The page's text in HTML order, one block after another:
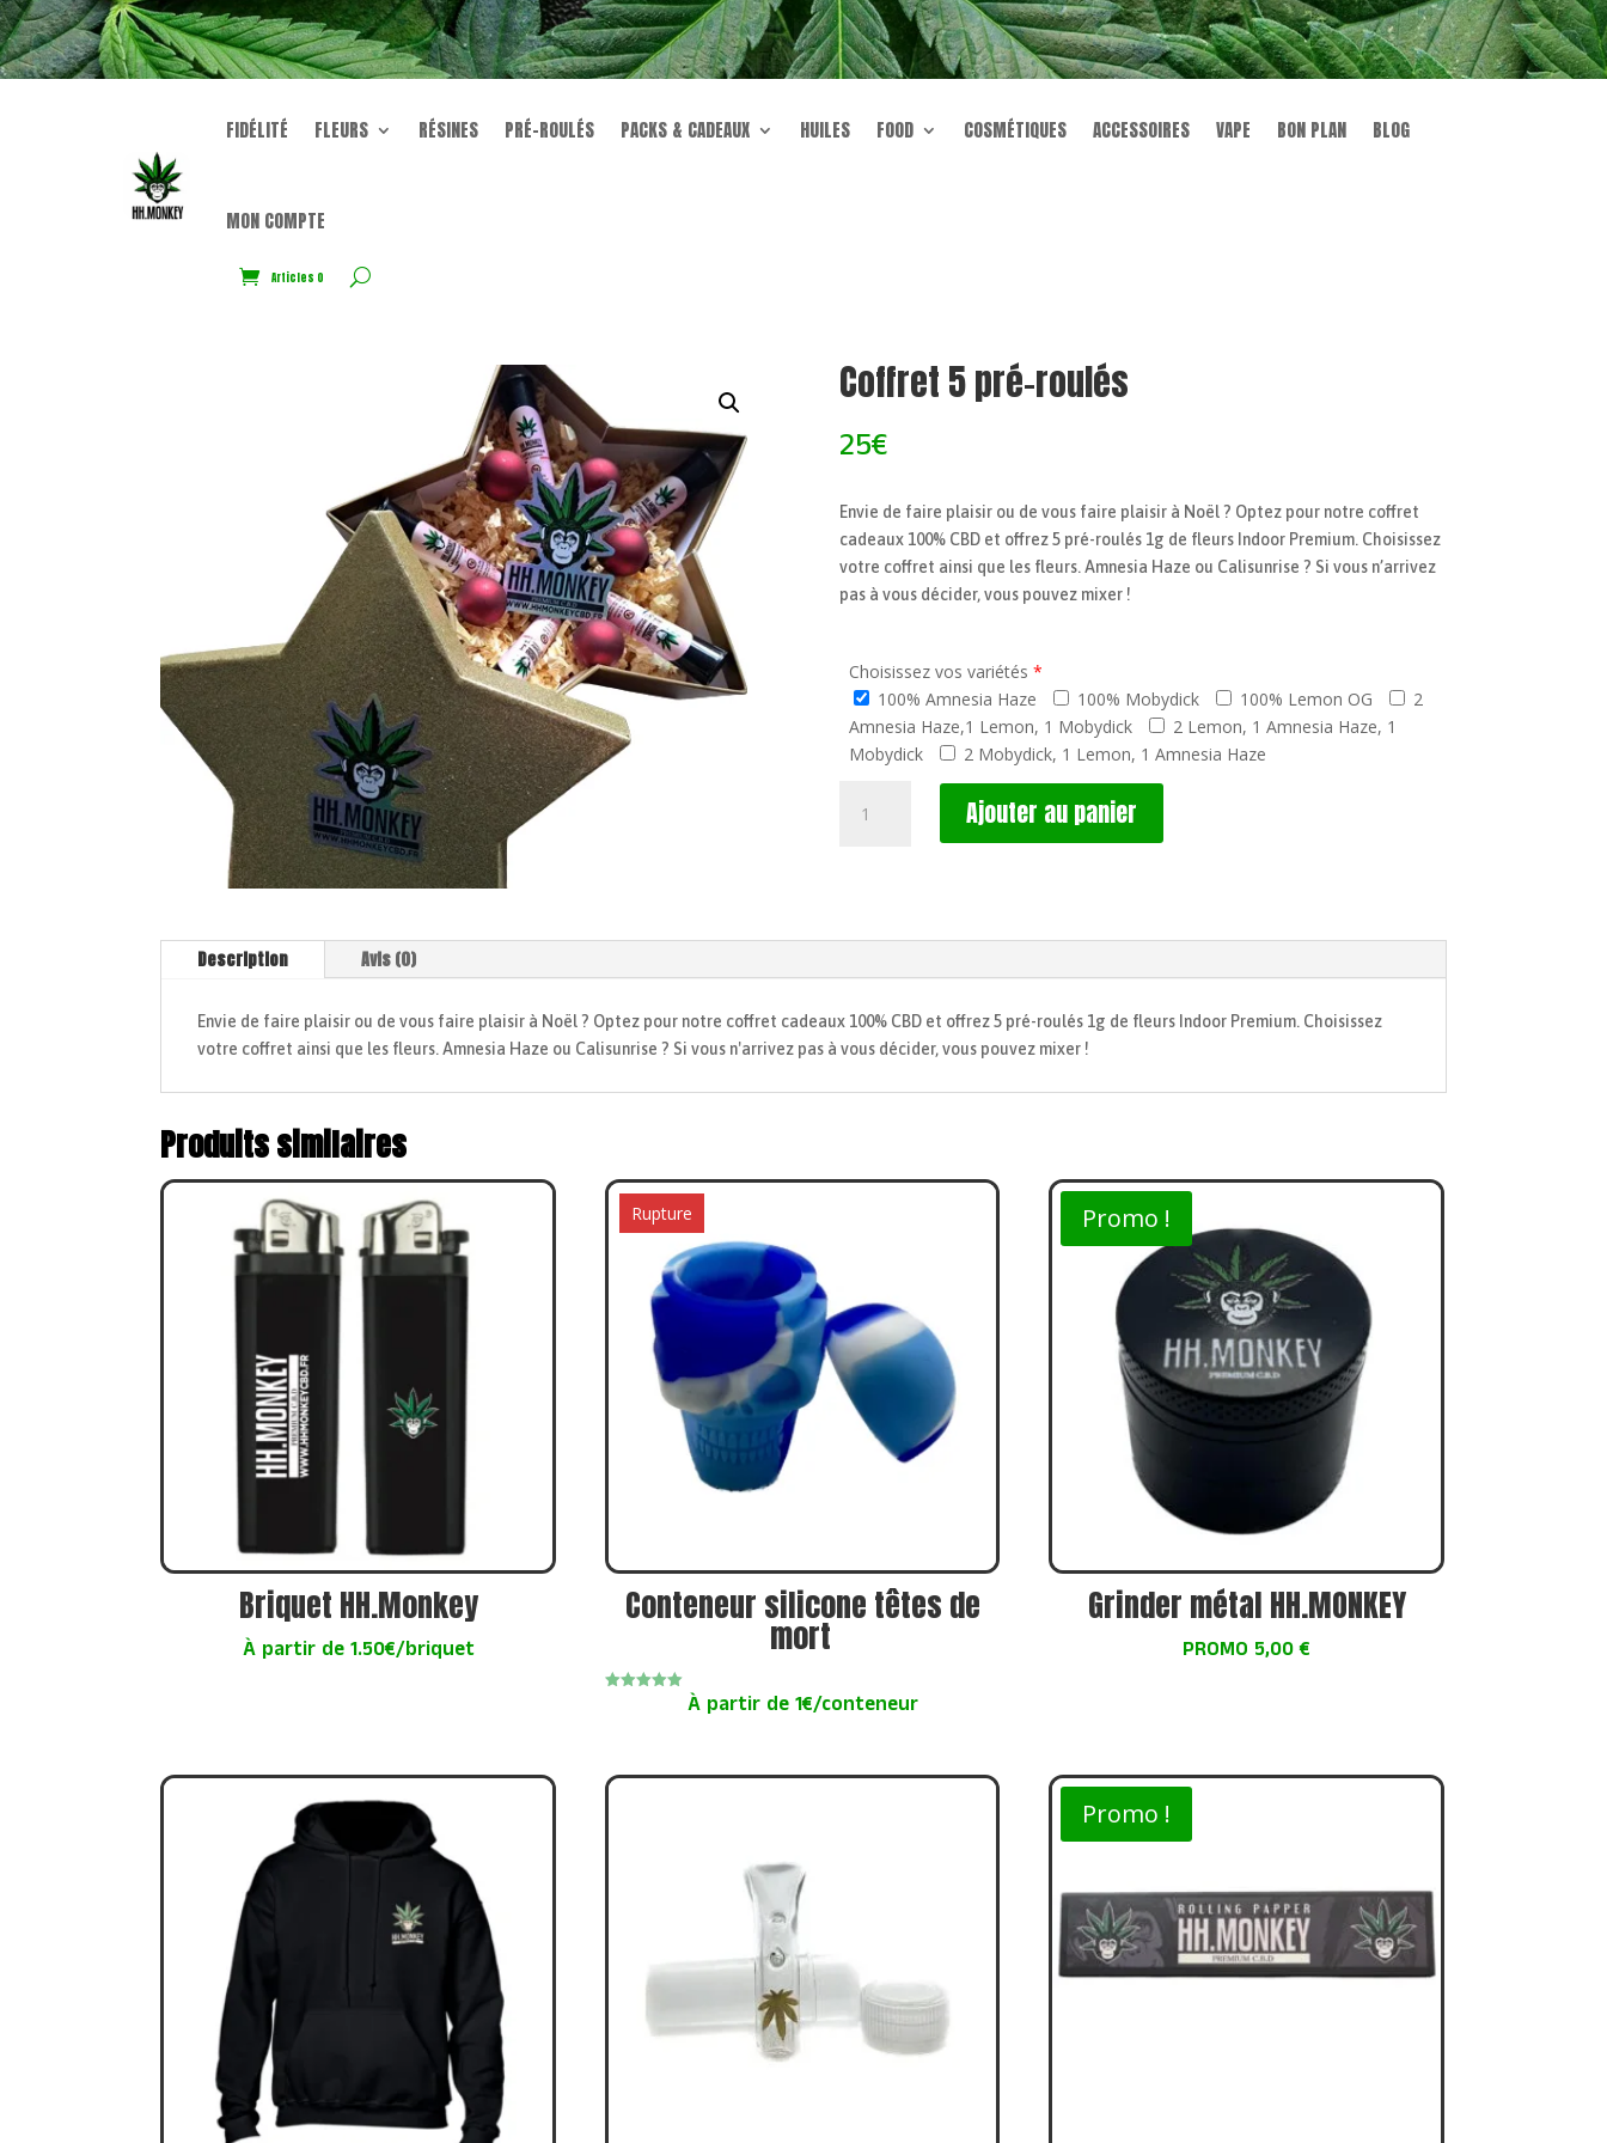
CODE NEWS10
Bénéficiez de -10% sur votre première commande
FIDÉLITÉ FLEURS RÉSINES PRÉ-ROULÉS PACKS & CADEAUX HUILES FOOD COSMÉTIQUES ACCESSOIRES VAPE BON PLAN BLOG
MON COMPTE
Articles 0
Coffret 5 pré-roulés
25€
Envie de faire plaisir ou de vous faire plaisir à Noël ? Optez pour notre coffret
cadeaux 100% CBD et offrez 5 pré-roulés 1g de fleurs Indoor Premium. Choisissez
votre coffret ainsi que les fleurs. Amnesia Haze ou Calisunrise ? Si vous n’arrivez
pas à vous décider, vous pouvez mixer !
Choisissez vos variétés *
100% Amnesia Haze
100% Mobydick 100% Lemon OG
2
Amnesia Haze,1 Lemon, 1 Mobydick
2 Lemon, 1 Amnesia Haze, 1
Mobydick
2 Mobydick, 1 Lemon, 1 Amnesia Haze
Ajouter au panier
Description Avis (0)
Envie de faire plaisir ou de vous faire plaisir à Noël ? Optez pour notre coffret cadeaux 100% CBD et offrez 5 pré-roulés 1g de fleurs Indoor Premium. Choisissez
votre coffret ainsi que les fleurs. Amnesia Haze ou Calisunrise ? Si vous n'arrivez pas à vous décider, vous pouvez mixer !
Produits similaires
Briquet HH.Monkey
À partir de 1.50€/briquet
Rupture
Conteneur silicone têtes de
mort
À partir de 1€/conteneur
Promo !
Grinder métal HH.MONKEY
PROMO 5,00 €
Promo !